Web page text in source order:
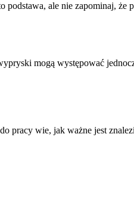
podstawa, ale nie zapominaj,
mogą występować
pracy wie, jak ważne jest